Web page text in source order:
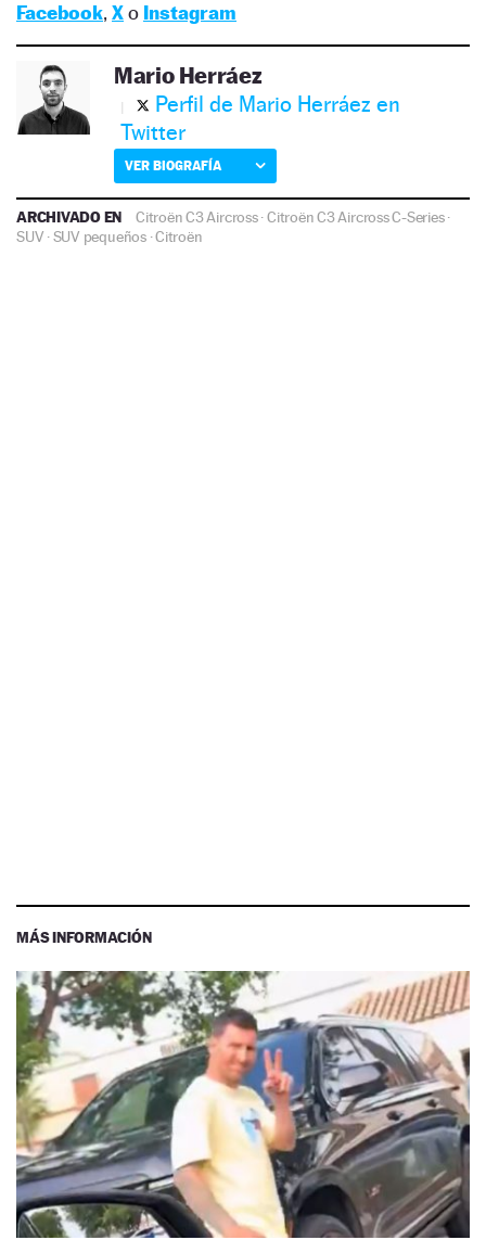
Facebook, Xo Instagram
Mario Herráez
Perfil de Mario Herráez en
Twitter
VER BIOGRAFÍA
ARCHIVADO EN Citroën C3 Aircross·Citroën C3 Aircross C-Series·
SUV ·SUV pequeños·Citroën
MÁS INFORMACIÓN